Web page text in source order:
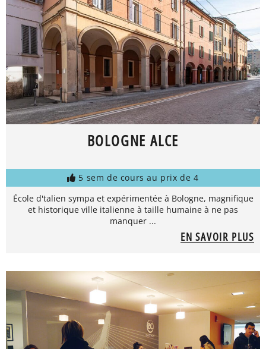
BOLOGNE ALCE
5 sem de cours au prix de 4
École d'talien sympa et expérimentée à Bologne, magnifique
et historique ville italienne à taille humaine à ne pas
manquer ...
EN SAVOIR PLUS